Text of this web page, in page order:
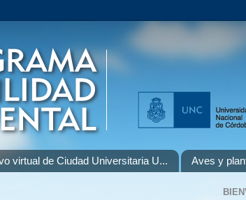
virtual de Ciudad Universitaria U... Aves y